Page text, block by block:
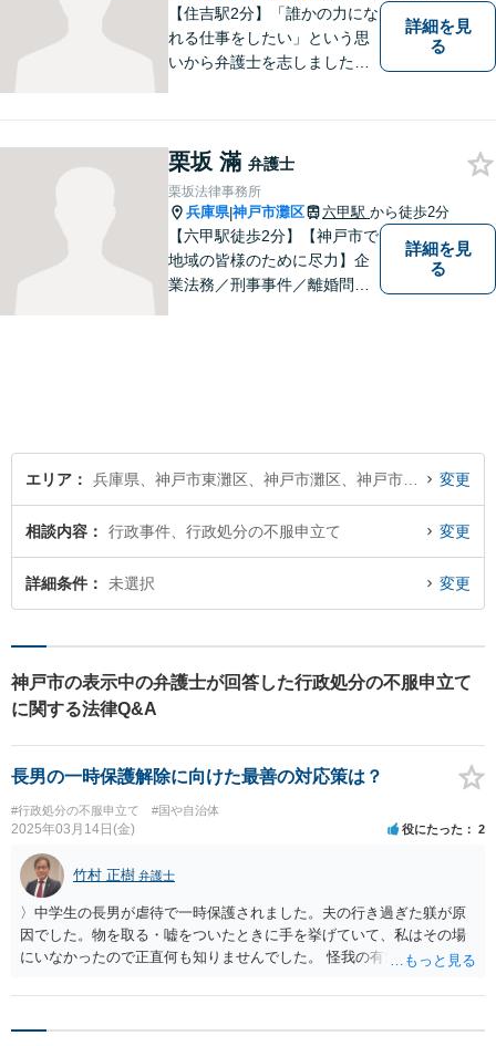
【住吉駅2分】「誰かの力にな
れる仕事をしたい」という思
いから弁護士を志しました。
うぞ一人で抱え込まず、お気
軽にご相談ください。
詳細を見
る
栗坂 滿 弁護士
栗坂法律事務所
兵庫県|神戸市灘区 六甲駅 から徒歩2分
【六甲駅徒歩2分】【神戸市で
地域の皆様のために尽力】企
業法務／刑事事件／離婚問題
詳細を見
る
エリア 変更
相談内容 行政事件、行政処分の不服申立て 変更
詳細条件 未選択 変更
神戸市の表示中の弁護士が回答した行政処分の不服申立て
に関する法律Q&A
長男の一時保護解除に向けた最善の対応策は？
#行政処分の不服申立て #国や自治体
2025年03月14日(金) 役にたった 2
竹村 正樹 弁護士
〉中学生の長男が虐待で一時保護されました。夫の行き過ぎた躾が原
因でした。物を取る・嘘をついたときに手を挙げていて、私はその場
にいなかったので正直何も知りませんでした。 怪我の有無、どのぐら
影響の内容や程度、長男の気持ち(家に帰りたいのが帰りたくないの